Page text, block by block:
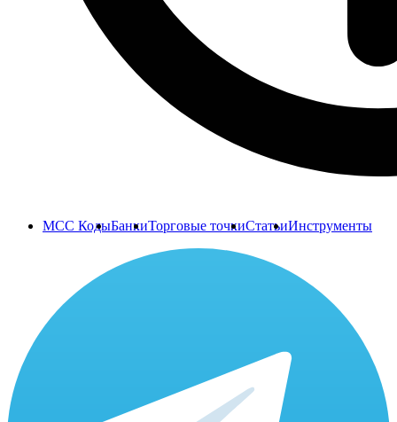
MCC КодыБанкиТорговые точкиСтатьиИнструменты